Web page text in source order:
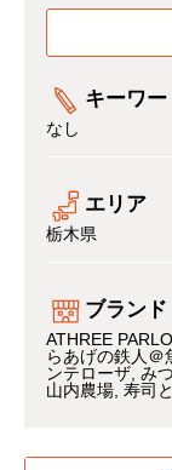
キーワー
なし
エリア
栃木県
ブランド
ATHREE
らあげの鉄人＠
ンテローザ み
山内農場 寿司